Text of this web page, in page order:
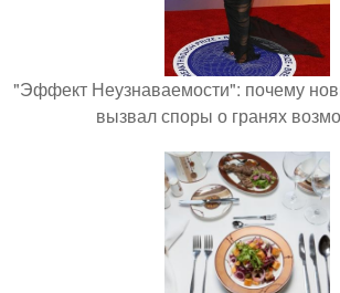
"Эффект Неузнаваемости": почему
вызвал споры о гранях